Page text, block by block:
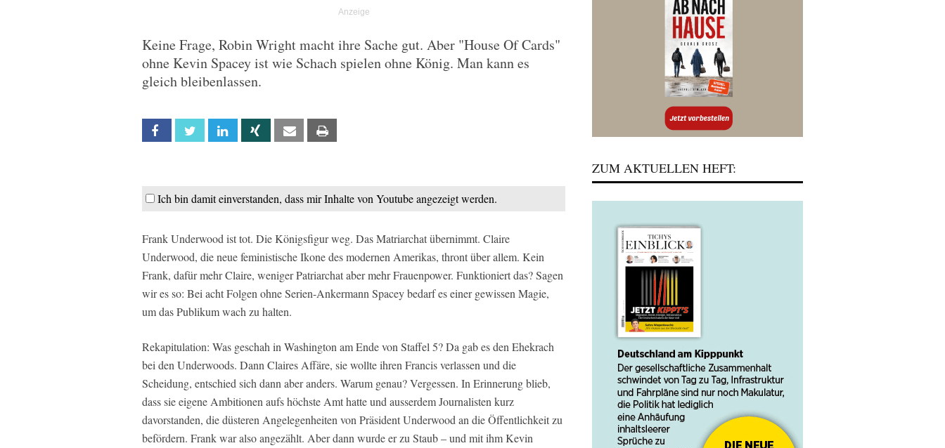
Keine Frage, Robin Wright macht ihre Sache gut. Aber "House Of Cards"
ohne Kevin Spacey ist wie Schach spielen ohne König. Man kann es
gleich bleibenlassen.
Facebook Twitter Linkedin Xing Email
Ich bin damit einverstanden, dass mir Inhalte von Youtube angezeigt werden.
Frank Underwood ist tot. Die Königsfigur weg. Das Matriarchat übernimmt. Claire
Underwood, die neue feministische Ikone des modernen Amerikas, thront über allem. Kein
Frank, dafür mehr Claire, weniger Patriarchat aber mehr Frauenpower. Funktioniert das? Sagen
wir es so: Bei acht Folgen ohne Serien-Ankermann Spacey bedarf es einer gewissen Magie,
um das Publikum wach zu halten.
Rekapitulation: Was geschah in Washington am Ende von Staffel 5? Da gab es den Ehekrach
bei den Underwoods. Dann Claires Affäre, sie wollte ihren Francis verlassen und die
Scheidung, entschied sich dann aber anders. Warum genau? Vergessen. In Erinnerung blieb,
dass sie eigene Ambitionen aufs höchste Amt hatte und ausserdem Journalisten kurz
davorstanden, die düsteren Angelegenheiten von Präsident Underwood an die Öffentlichkeit zu
befördern. Frank war also angezählt. Aber dann wurde er zu Staub – und mit ihm Kevin
ZUM AKTUELLEN HEFT: